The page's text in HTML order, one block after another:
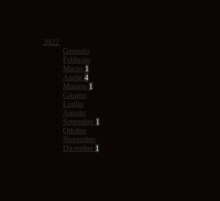
2022
Gennaio
Febbraio
Marzo 1
Aprile 4
Maggio 1
Giugno
Luglio
Agosto
Settembre 1
Ottobre
Novembre
Dicembre 1